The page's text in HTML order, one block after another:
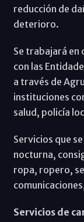
reducción de
deterioro.
Se trabajará en
con las
a través de
instituciones
salud, policía
Servicios que
nocturna,
ropa, ropero,
Servicios de